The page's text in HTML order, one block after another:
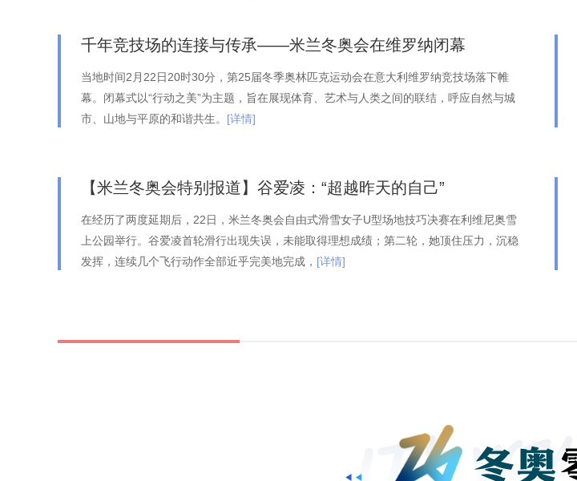
千年竞技场的连接与传承——米兰冬奥会在维罗纳闭幕
当地时间2月22日20时30分，第25届冬季奥林匹克运动会在意大利维罗纳竞技场落下帷
幕。闭幕式以“行动之美”为主题，旨在展现体育、艺术与人类之间的联结，呼应自然与城
市、山地与平原的和谐共生。 [详情]
【米兰冬奥会特别报道】谷爱凌：“超越昨天的自己”
在经历了两度延期后，22日，米兰冬奥会自由式滑雪女子U型场地技巧决赛在利维尼奥雪
上公园举行。谷爱凌首轮滑行出现失误，未能取得理想成绩；第二轮，她顶住压力，沉稳
发挥，连续几个飞行动作全部近乎完美地完成， [详情]